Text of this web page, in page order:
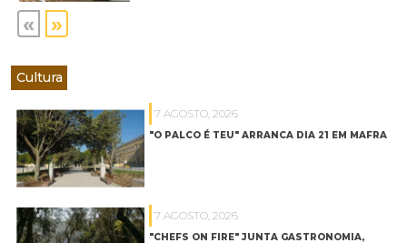
« »
Cultura
7 AGOSTO, 2026
"O PALCO É TEU" ARRANCA DIA 21 EM MAFRA
7 AGOSTO, 2026
"CHEFS ON FIRE" JUNTA GASTRONOMIA,